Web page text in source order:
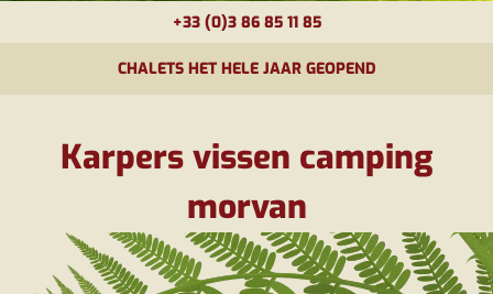
+33 (0)3 86 85 11 85
CHALETS HET HELE JAAR GEOPEND
Karpers vissen camping
morvan